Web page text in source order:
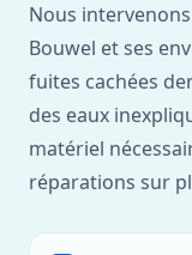
Nous
Bouwel et ses
fuites cachées
des eaux
matériel
réparations sur